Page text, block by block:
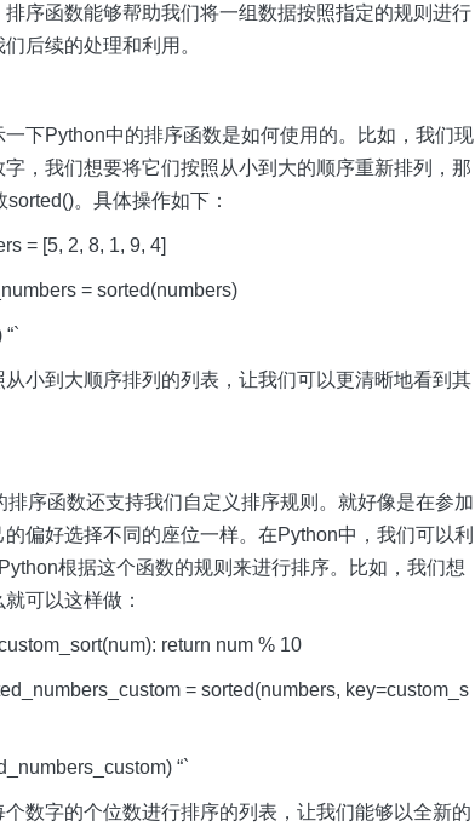
序函数能够帮助我们将一组数据按照指定的规则进行
后续的处理和利用。
下Python中的排序函数是如何使用的。比如，我们现
，我们想要将它们按照从小到大的顺序重新排列，那
。具体操作如下：
= [5, 2, 8, 1, 9, 4]
= sorted(numbers)
小到大顺序排列的列表，让我们可以更清晰地看到其
序函数还支持我们自定义排序规则。就好像是在参加
偏好选择不同的座位一样。在Python中，我们可以利
根据这个函数的规则来进行排序。比如，我们想
可以这样做：
return num % 10
= sorted(numbers, key=custom_s
“`
数字的个位数进行排序的列表，让我们能够以全新的